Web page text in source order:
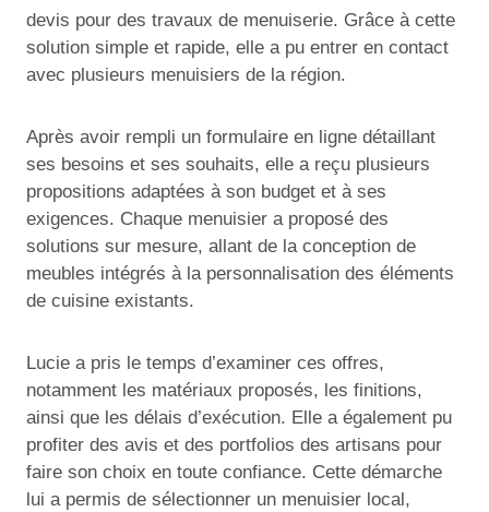
devis pour des travaux de menuiserie. Grâce à cette
solution simple et rapide, elle a pu entrer en contact
avec plusieurs menuisiers de la région.
Après avoir rempli un formulaire en ligne détaillant
ses besoins et ses souhaits, elle a reçu plusieurs
propositions adaptées à son budget et à ses
exigences. Chaque menuisier a proposé des
solutions sur mesure, allant de la conception de
meubles intégrés à la personnalisation des éléments
de cuisine existants.
Lucie a pris le temps d’examiner ces offres,
notamment les matériaux proposés, les finitions,
ainsi que les délais d’exécution. Elle a également pu
profiter des avis et des portfolios des artisans pour
faire son choix en toute confiance. Cette démarche
lui a permis de sélectionner un menuisier local,